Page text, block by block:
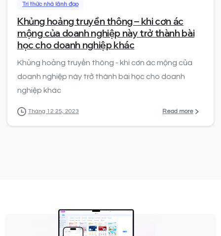
Tri thức nhà lãnh đạo
Khủng hoảng truyền thông – khi cơn ác
mộng của doanh nghiệp này trở thành bài
học cho doanh nghiệp khác
Khủng hoảng truyền thông - khi cơn ác mộng của
doanh nghiệp này trở thành bài học cho doanh
nghiệp khác
Tháng 12 25, 2023 Read more